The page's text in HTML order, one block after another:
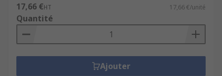
17,66 €HT 17,66 €/unité
Quantité
Ajouter